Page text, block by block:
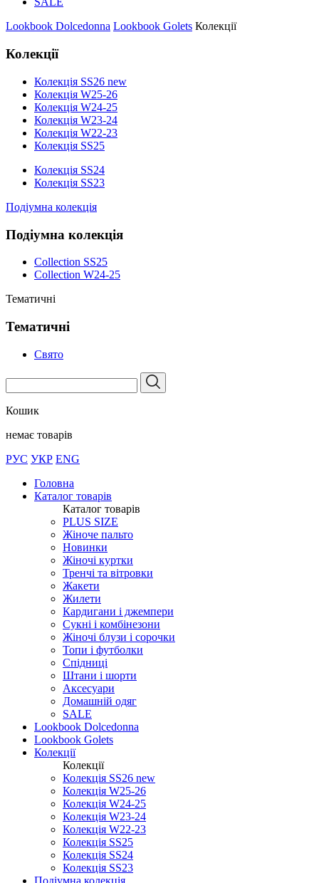
Lookbook Dolcedonna Lookbook Golets Колекції
Колекції
Колекція SS26 new
Колекція W25-26
Колекція W24-25
Колекція W23-24
Колекція W22-23
Колекція SS25
Колекція SS24
Колекція SS23
Подіумна колекція
Подіумна колекція
Collection SS25
Collection W24-25
Тематичні
Тематичні
Свято
Кошик
немає товарів
РУС УКР ENG
Головна
Каталог товарів
Каталог товарів
PLUS SIZE
Жіноче пальто
Новинки
Жіночі куртки
Тренчі та вітровки
Жакети
Жилети
Кардигани і джемпери
Сукні і комбінезони
Жіночі блузи і сорочки
Топи і футболки
Спідниці
Штани і шорти
Аксесуари
Домашній одяг
SALE
Lookbook Dolcedonna
Lookbook Golets
Колекції
Колекції
Колекція SS26 new
Колекція W25-26
Колекція W24-25
Колекція W23-24
Колекція W22-23
Колекція SS25
Колекція SS24
Колекція SS23
Подіумна колекція